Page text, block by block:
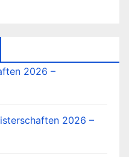
2026 –
2026 –